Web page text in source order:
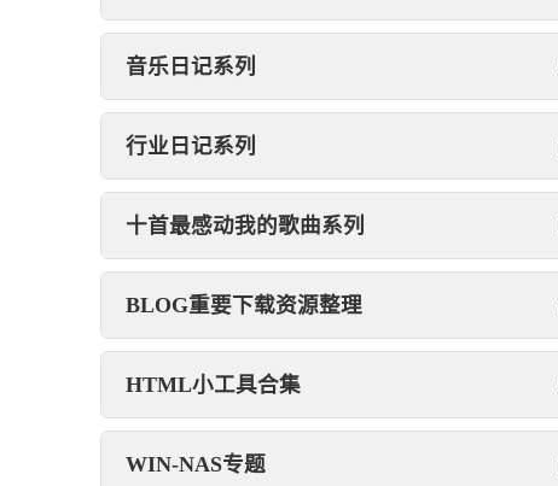
音乐日记系列
行业日记系列
十首最感动我的歌曲系列
BLOG重要下载资源整理
HTML小工具合集
WIN-NAS专题